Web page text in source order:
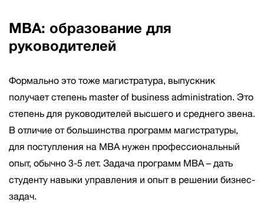
МВА: образование для
руководителей
Формально это тоже магистратура, выпускник
получает степень master of business administration. Это
степень для руководителей высшего и среднего звена.
В отличие от большинства программ магистратуры,
для поступления на МВА нужен профессиональный
опыт, обычно 3-5 лет. Задача программ МВА – дать
студенту навыки управления и опыт в решении бизнес-
задач.